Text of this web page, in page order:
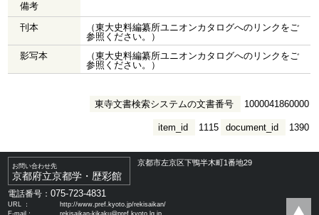
備考
刊本
（東大史料編纂所ユニオンカタログへのリンクをご
参照ください。）
影写本
（東大史料編纂所ユニオンカタログへのリンクをご
参照ください。）
東寺文書検索システムの文書番号 1000041860000
document_id 1390
item_id 1115
お問い合わせ先
京都府立京都学・歴彩館
京都市左京区下鴨半木町1番地29
電話番号：075-723-4831
URL ：
http://www.pref.kyoto.jp/rekisaikan/
E-mail：
rekisaikan-kikaku@pref.kyoto.lg.jp